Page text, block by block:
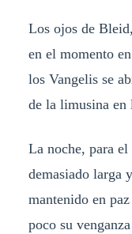
Los ojos de
en el momento
los Vangelis se
de la limusina en
La noche, para
demasiado larga
mantenido en
poco su